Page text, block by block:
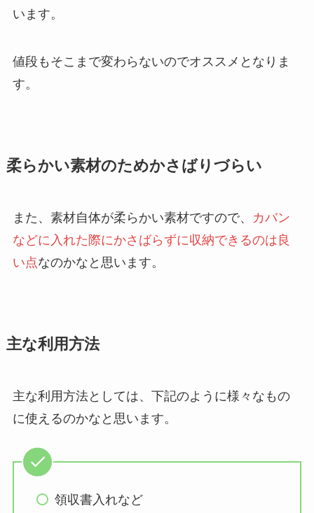
います。
値段もそこまで変わらないのでオススメとなりま
す。
柔らかい素材のためかさばりづらい
また、素材自体が柔らかい素材ですので、
カバン
などに入れた際にかさばらずに収納できるのは良
い点なのかなと思います。
主な利用方法
主な利用方法としては、下記のように様々なもの
に使えるのかなと思います。
領収書入れなど